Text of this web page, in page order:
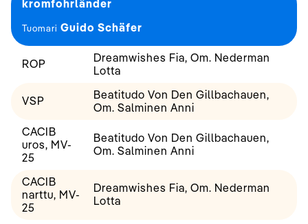
kromfohrländer
Tuomari Guido Schäfer
ROP
Dreamwishes Fia, Om. Nederman
Lotta
VSP
Beatitudo Von Den Gillbachauen,
Om. Salminen Anni
CACIB
uros, MV-
25
Beatitudo Von Den Gillbachauen,
Om. Salminen Anni
CACIB
narttu, MV-
25
Dreamwishes Fia, Om. Nederman
Lotta